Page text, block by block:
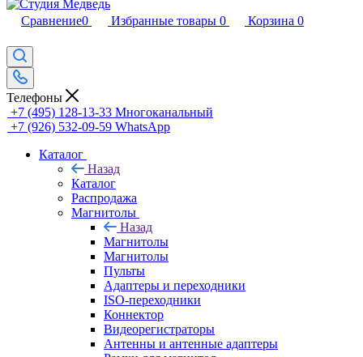
Сравнение0 Избранные товары 0 Корзина 0
Телефоны
+7 (495) 128-13-33 Многоканальный
+7 (926) 532-09-59 WhatsApp
Каталог
Назад
Каталог
Распродажа
Магнитолы
Назад
Магнитолы
Магнитолы
Пульты
Адаптеры и переходники
ISO-переходники
Коннектор
Видеорегистраторы
Антенны и антенные адаптеры